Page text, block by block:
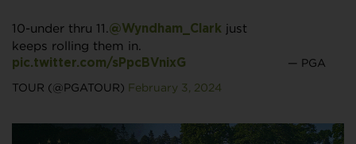
10-under thru 11. @Wyndham_Clark just
keeps rolling them in.
pic.twitter.com/sPpcBVnixG — PGA
TOUR (@PGATOUR) February 3, 2024